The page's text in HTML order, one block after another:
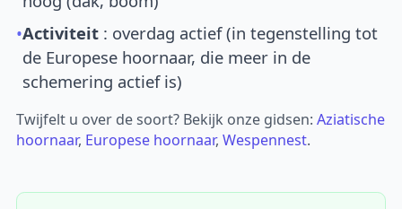
•Activiteit : overdag actief (in tegenstelling tot
de Europese hoornaar, die meer in de
schemering actief is)
Twijfelt u over de soort? Bekijk onze gidsen:Aziatische
hoornaar, Europese hoornaar,Wespennest.